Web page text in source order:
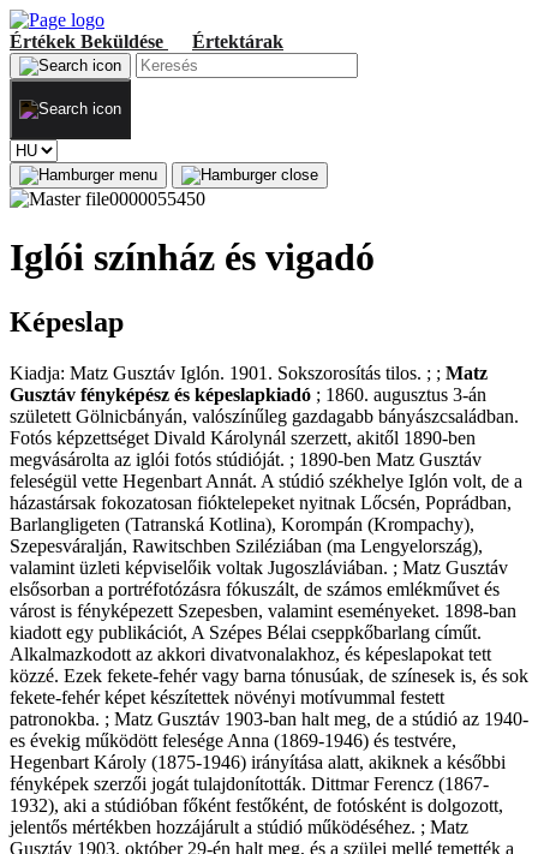
Értékek Beküldése Értektárak
Iglói színház és vigadó
Képeslap
Kiadja: Matz Gusztáv Iglón. 1901. Sokszorosítás tilos. ; ; Matz
Gusztáv fényképész és képeslapkiadó ; 1860. augusztus 3-án
született Gölnicbányán, valószínűleg gazdagabb bányászcsaládban.
Fotós képzettséget Divald Károlynál szerzett, akitől 1890-ben
megvásárolta az iglói fotós stúdióját. ; 1890-ben Matz Gusztáv
feleségül vette Hegenbart Annát. A stúdió székhelye Iglón volt, de a
házastársak fokozatosan fióktelepeket nyitnak Lőcsén, Poprádban,
Barlangligeten (Tatranská Kotlina), Korompán (Krompachy),
Szepesváralján, Rawitschben Sziléziában (ma Lengyelország),
valamint üzleti képviselőik voltak Jugoszláviában. ; Matz Gusztáv
elsősorban a portréfotózásra fókuszált, de számos emlékművet és
várost is fényképezett Szepesben, valamint eseményeket. 1898-ban
kiadott egy publikációt, A Szépes Bélai cseppkőbarlang címűt.
Alkalmazkodott az akkori divatvonalakhoz, és képeslapokat tett
közzé. Ezek fekete-fehér vagy barna tónusúak, de színesek is, és sok
fekete-fehér képet készítettek növényi motívummal festett
patronokba. ; Matz Gusztáv 1903-ban halt meg, de a stúdió az 1940-
es évekig működött felesége Anna (1869-1946) és testvére,
Hegenbart Károly (1875-1946) irányítása alatt, akiknek a későbbi
fényképek szerzői jogát tulajdonították. Dittmar Ferencz (1867-
1932), aki a stúdióban főként festőként, de fotósként is dolgozott,
jelentős mértékben hozzájárult a stúdió működéséhez. ; Matz
Gusztáv 1903. október 29-én halt meg, és a szülei mellé temették a